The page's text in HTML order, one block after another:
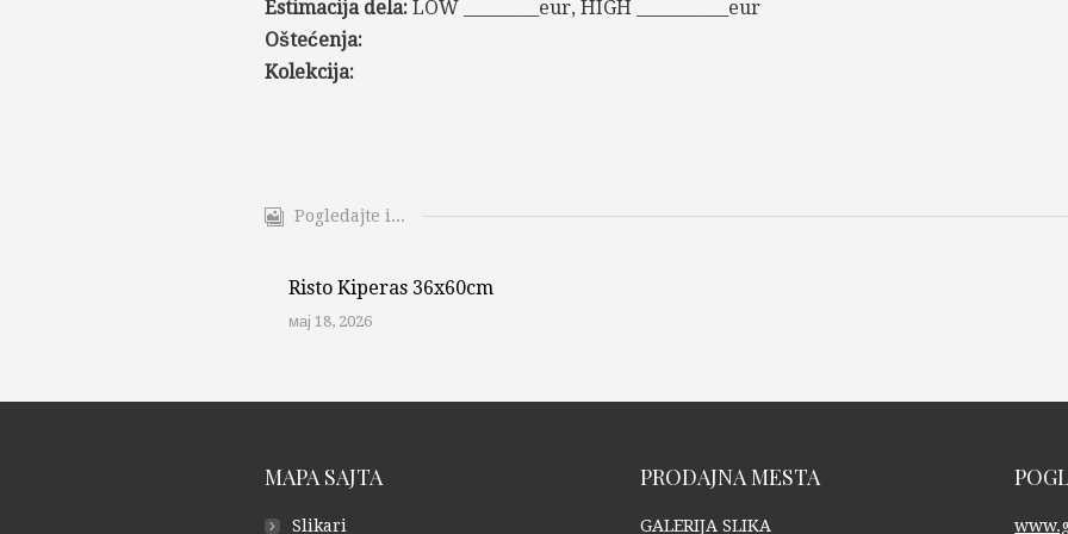
Estimacija dela: LOW _________eur, HIGH ___________eur
Oštećenja:
Kolekcija:
Pogledajte i...
Risto Kiperas 36x60cm
мај 18, 2026
MAPA SAJTA
Slikari
PRODAJNA MESTA
GALERIJA SLIKA